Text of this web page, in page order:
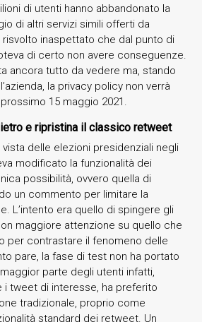
di utenti hanno abbandonato la
di altri servizi simili offerti da
risvolto inaspettato che dal punto di
di certo non avere conseguenze.
ancora tutto da vedere ma, stando
la privacy policy non verrà
15 maggio 2021.
e ripristina il classico retweet
delle elezioni presidenziali negli
modificato la funzionalità dei
possibilità, ovvero quella di
un commento per limitare la
L’intento era quello di spingere gli
maggiore attenzione su quello che
per contrastare il fenomeno delle
pare, la fase di test non ha portato
parte degli utenti infatti,
i tweet di interesse, ha preferito
tradizionale, proprio come
standard dei retweet. Un